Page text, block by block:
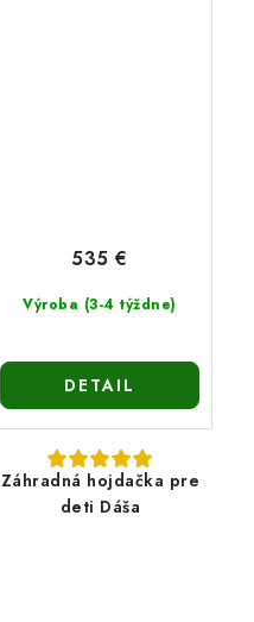
Výroba (3-4 týždne)
535 €
DETAIL
Záhradná hojdačka pre
deti Dáša